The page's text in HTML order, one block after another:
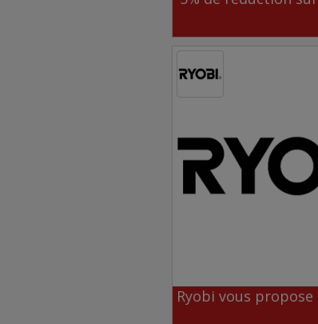
Ryobi vous propose